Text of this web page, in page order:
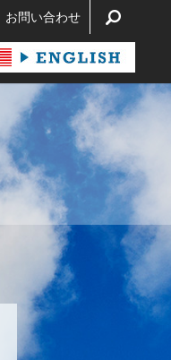
お問い合わせ